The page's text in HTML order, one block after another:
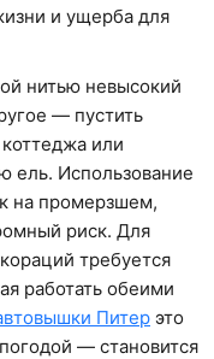
и ущерба для
нитью невысокий
— пустить
или
ель. Использование
на промерзшем,
риск. Для
требуется
работать обеими
Питер это
— становится